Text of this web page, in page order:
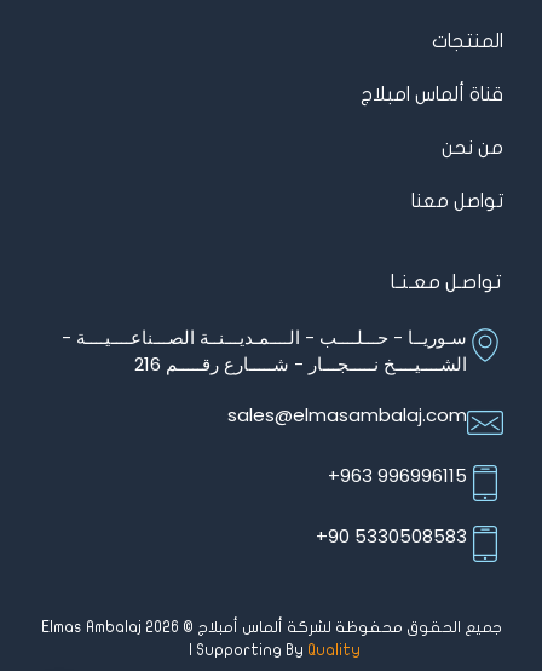
المنتجات
قناة ألماس امبلاج
من نحن
تواصل معنا
تواصـل معـنـا
سـوريــا - حـــلــــب - الــــمـديـــنــة الصـــناعــــيــــة -
الشــــيــــخ نـــــجـــار - شـــــارع رقـــــم 216
sales@elmasambalaj.com
996996115 963+
5330508583 90+
جميع الحقوق محفوظة لشركة ألماس أمبلاج © Elmas Ambalaj 2026
| Supporting By Quality